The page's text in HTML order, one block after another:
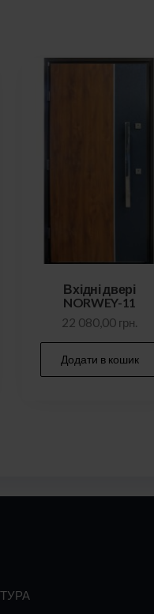
Вхідні двері
NORWEY-11
22 080,00 грн.
Додати в кошик